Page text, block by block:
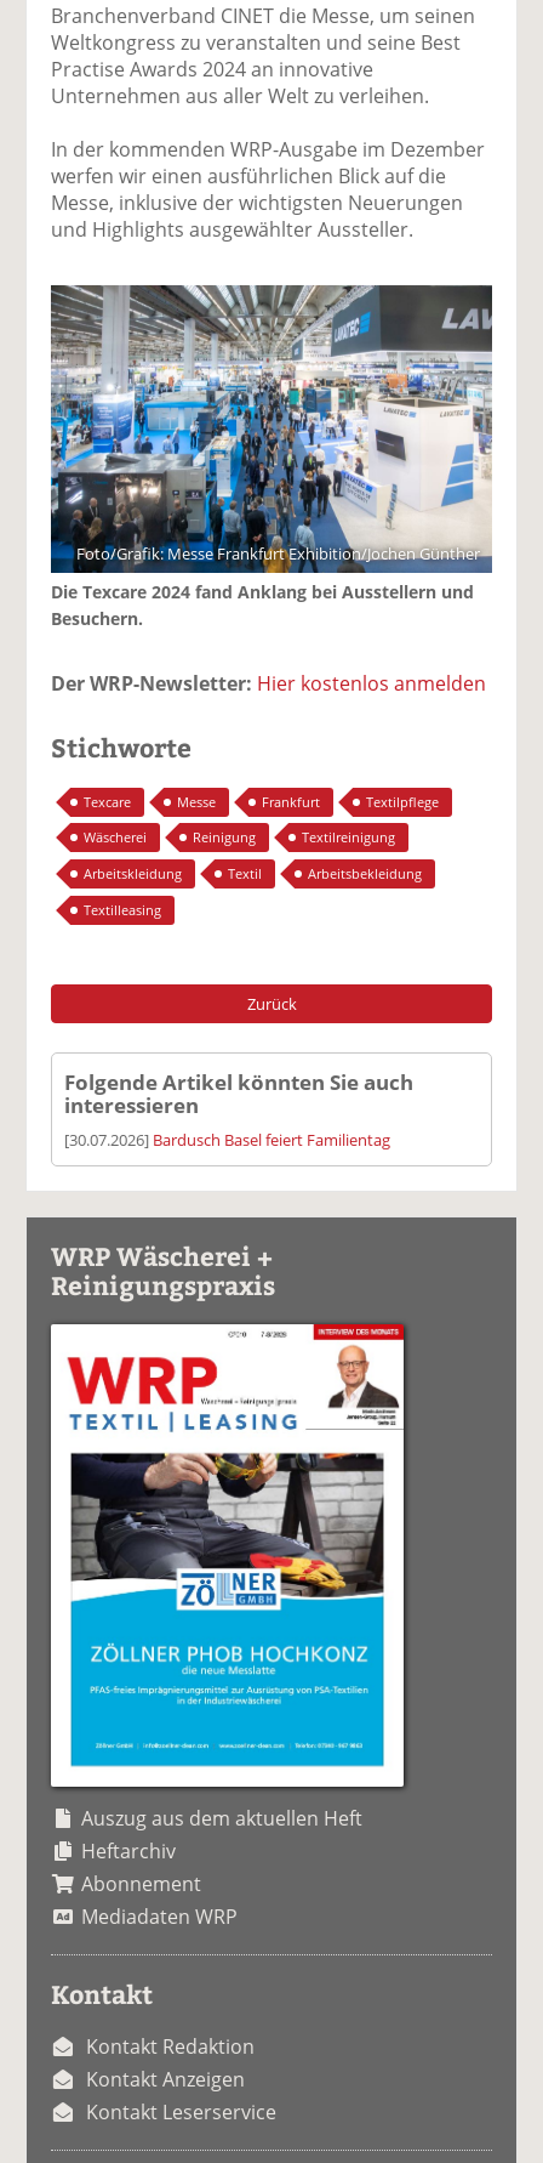
Branchenverband CINET die Messe, um seinen
Weltkongress zu veranstalten und seine Best
Practise Awards 2024 an innovative
Unternehmen aus aller Welt zu verleihen.
In der kommenden WRP-Ausgabe im Dezember
werfen wir einen ausführlichen Blick auf die
Messe, inklusive der wichtigsten Neuerungen
und Highlights ausgewählter Aussteller.
Foto/Grafik: Messe Frankfurt Exhibition/Jochen Günther
Die Texcare 2024 fand Anklang bei Ausstellern und
Besuchern.
Der WRP-Newsletter: Hier kostenlos anmelden
Stichworte
Texcare Messe Frankfurt
Textilpflege
Wäscherei
Reinigung
Textilreinigung
Arbeitskleidung
Textil
Arbeitsbekleidung
Textilleasing
Zurück
Folgende Artikel könnten Sie auch
interessieren
[30.07.2026] Bardusch Basel feiert Familientag
WRP Wäscherei +
Reinigungspraxis
Auszug aus dem aktuellen Heft
Heftarchiv
Abonnement
Mediadaten WRP
Kontakt
Kontakt Redaktion
Kontakt Anzeigen
Kontakt Leserservice